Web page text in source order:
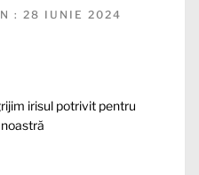
: 28 IUNIE 2024
irisul potrivit pentru